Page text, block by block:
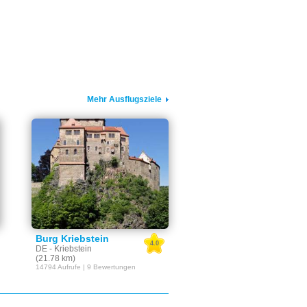
Mehr Ausflugsziele
Burg Kriebstein
DE - Kriebstein
(21.78 km)
4.0
14794 Aufrufe | 9 Bewertungen